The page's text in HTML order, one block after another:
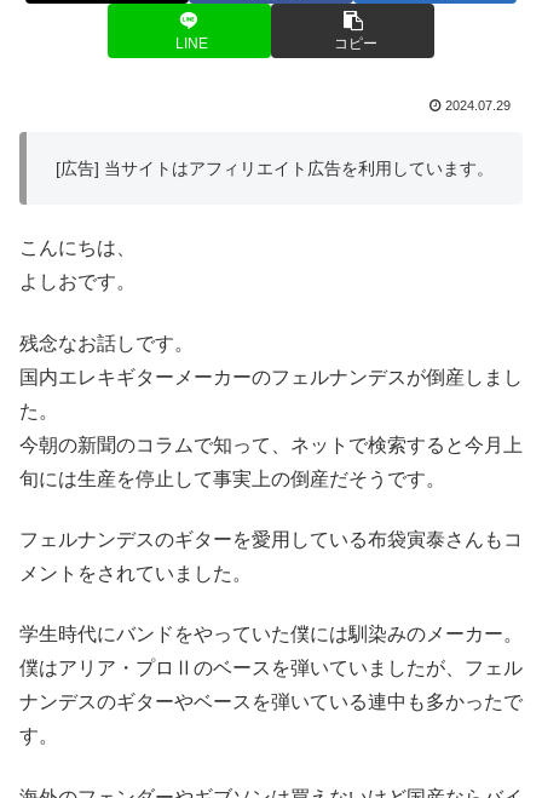
LINE コピー
2024.07.29
[広告] 当サイトはアフィリエイト広告を利用しています。
こんにちは、
よしおです。
残念なお話しです。
国内エレキギターメーカーのフェルナンデスが倒産しまし
た。
今朝の新聞のコラムで知って、ネットで検索すると今月上
旬には生産を停止して事実上の倒産だそうです。
フェルナンデスのギターを愛用している布袋寅泰さんもコ
メントをされていました。
学生時代にバンドをやっていた僕には馴染みのメーカー。
僕はアリア・プロⅡのベースを弾いていましたが、フェル
ナンデスのギターやベースを弾いている連中も多かったで
す。